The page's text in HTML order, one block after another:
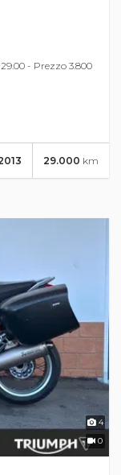
- Prezzo 3.800
29.000 km
4
0